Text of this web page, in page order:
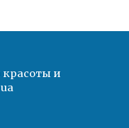
красоты и